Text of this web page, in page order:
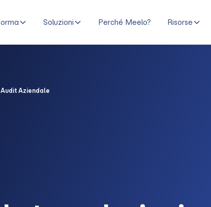
Soluzioni Perché Meelo? Risorse
Audit Aziendale